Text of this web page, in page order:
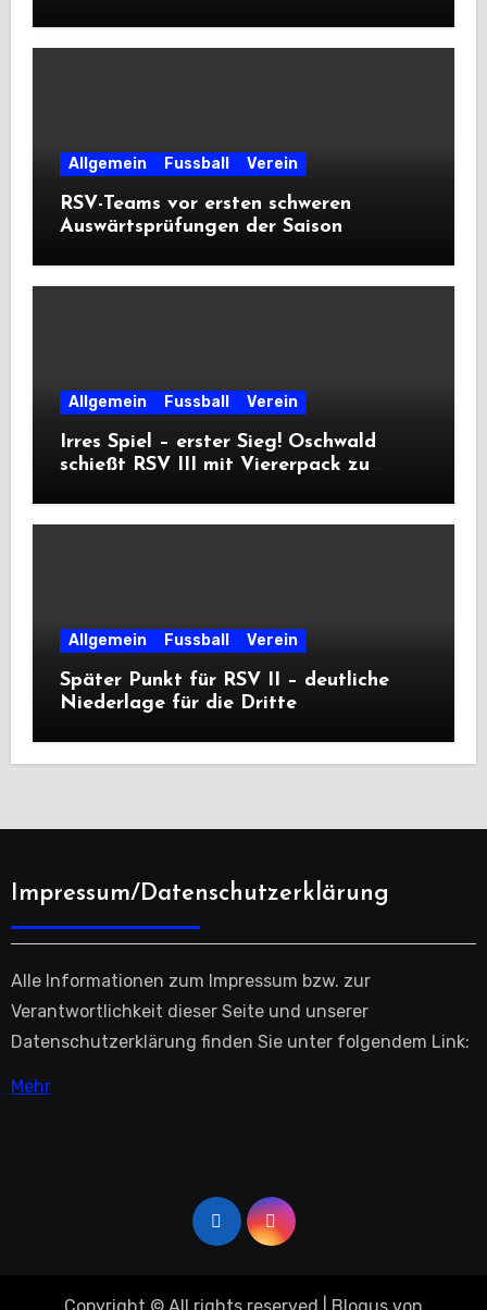
Allgemein Fussball Verein
RSV-Teams vor ersten schweren
Auswärtsprüfungen der Saison
Allgemein Fussball Verein
Irres Spiel – erster Sieg! Oschwald
schießt RSV III mit Viererpack zu
Allgemein Fussball Verein
Später Punkt für RSV II – deutliche
Niederlage für die Dritte
Impressum/Datenschutzerklärung
Alle Informationen zum Impressum bzw. zur
Verantwortlichkeit dieser Seite und unserer
Datenschutzerklärung finden Sie unter folgendem Link:
Mehr